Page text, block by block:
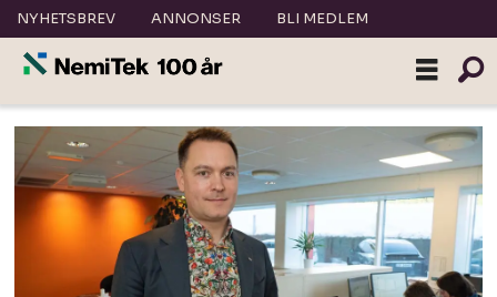
NYHETSBREV ANNONSER BLI MEDLEM